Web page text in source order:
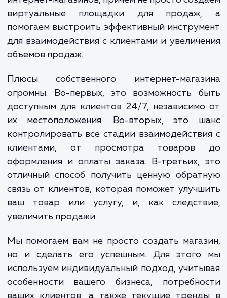
сделать правильно?
Наши специалисты готовы помочь вам в
Мы предлагаем услуги по
виртуальные площадки для
помогаем выстроить эффективный
для взаимодействия с клиентами и
Плюсы собственного интернет-
огромны. Во-первых, это возможность
доступным для клиентов 24/7,
их местоположения. Во-вторых, это
контролировать все стадии
оформления и оплаты заказа. В-третьих,
отличный способ получить ценную
связь от клиентов, которая поможет
ваш товар или услугу, и, как